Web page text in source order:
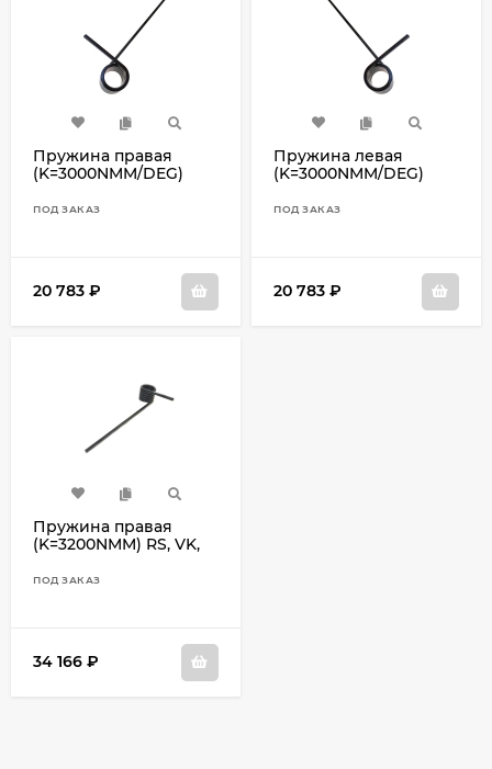
Пружина правая
(K=3000NMM/DEG)
ПОД ЗАКАЗ
20 783 ₽
Пружина левая
(K=3000NMM/DEG)
ПОД ЗАКАЗ
20 783 ₽
Пружина правая
(K=3200NMM) RS, VK,
ПОД ЗАКАЗ
34 166 ₽